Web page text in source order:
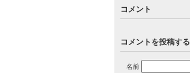
コメント
コメントを投稿する
名前